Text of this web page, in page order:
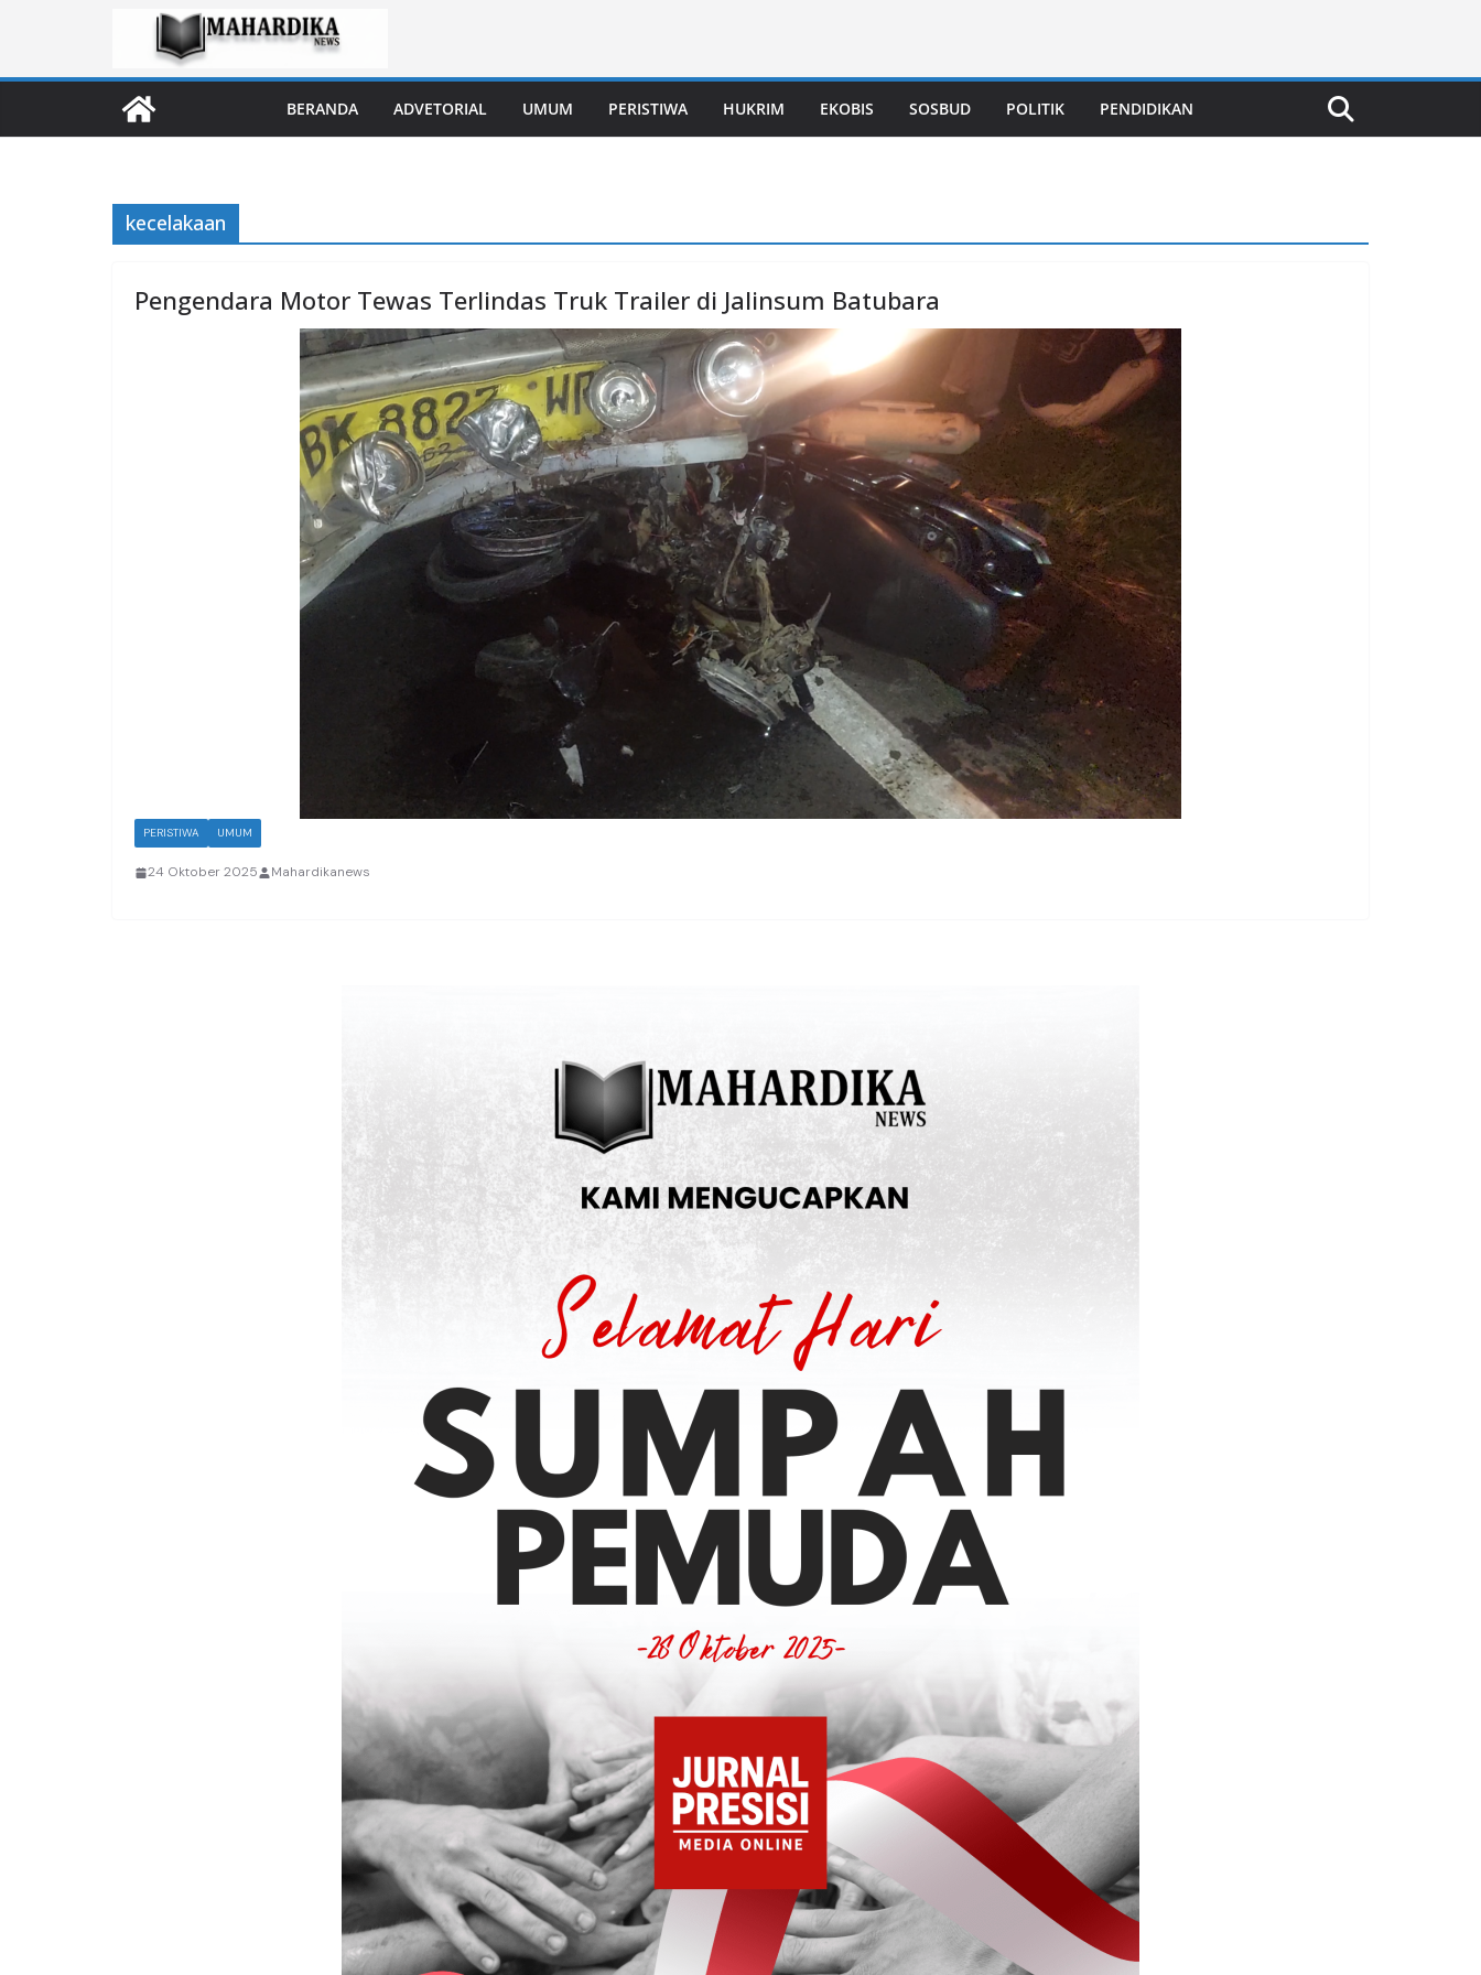
content
BERANDA ADVETORIAL UMUM PERISTIWA HUKRIM EKOBIS SOSBUD POLITIK PENDIDIKAN
kecelakaan
Pengendara Motor Tewas Terlindas Truk Trailer di Jalinsum Batubara
PERISTIWA UMUM
24 Oktober 2025 Mahardikanews